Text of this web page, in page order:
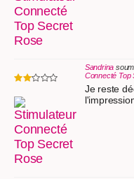
Sandrina
Connecté Top
Je reste